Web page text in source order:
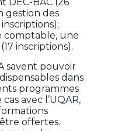
gestion des
comptable, une
inscriptions).
savent pouvoir
dans
programmes
avec l’UQAR,
offertes.